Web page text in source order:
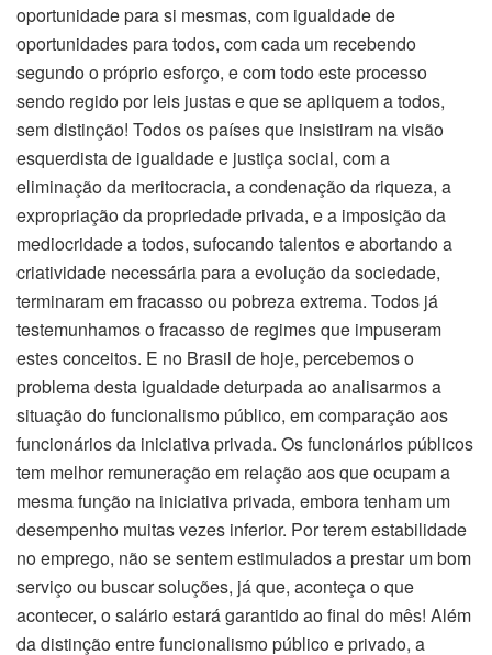
oportunidade para si mesmas, com igualdade de
oportunidades para todos, com cada um recebendo
segundo o próprio esforço, e com todo este processo
sendo regido por leis justas e que se apliquem a todos,
sem distinção! Todos os países que insistiram na visão
esquerdista de igualdade e justiça social, com a
eliminação da meritocracia, a condenação da riqueza, a
expropriação da propriedade privada, e a imposição da
mediocridade a todos, sufocando talentos e abortando a
criatividade necessária para a evolução da sociedade,
terminaram em fracasso ou pobreza extrema. Todos já
testemunhamos o fracasso de regimes que impuseram
estes conceitos. E no Brasil de hoje, percebemos o
problema desta igualdade deturpada ao analisarmos a
situação do funcionalismo público, em comparação aos
funcionários da iniciativa privada. Os funcionários públicos
tem melhor remuneração em relação aos que ocupam a
mesma função na iniciativa privada, embora tenham um
desempenho muitas vezes inferior. Por terem estabilidade
no emprego, não se sentem estimulados a prestar um bom
serviço ou buscar soluções, já que, aconteça o que
acontecer, o salário estará garantido ao final do mês! Além
da distinção entre funcionalismo público e privado, a